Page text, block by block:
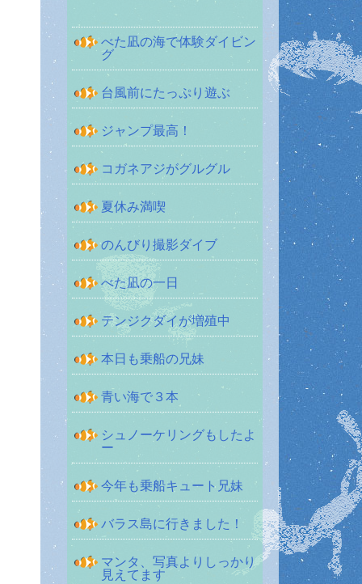
べた凪の海で体験ダイビン
グ
台風前にたっぷり遊ぶ
ジャンプ最高！
コガネアジがグルグル
夏休み満喫
のんびり撮影ダイブ
べた凪の一日
テンジクダイが増殖中
本日も乗船の兄妹
青い海で３本
シュノーケリングもしたよ
ー
今年も乗船キュート兄妹
バラス島に行きました！
マンタ、写真よりしっかり
見えてます